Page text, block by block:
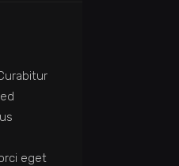
eget